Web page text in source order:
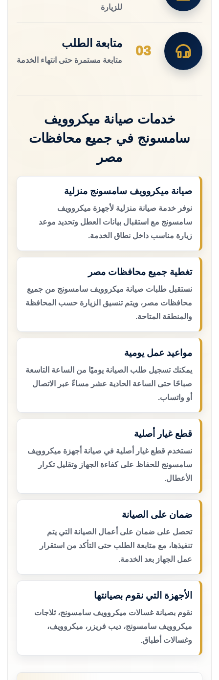
للزيارة
03
متابعة الطلب
متابعة مستمرة حتى انتهاء الخدمة
خدمات صيانة ميكروويف
سامسونج في جميع محافظات
مصر
صيانة ميكروويف سامسونج منزلية
نوفر خدمة صيانة منزلية لأجهزة ميكروويف
سامسونج مع استقبال بيانات العطل وتحديد موعد
زيارة مناسب داخل نطاق الخدمة.
تغطية جميع محافظات مصر
نستقبل طلبات صيانة ميكروويف سامسونج من جميع
محافظات مصر، ويتم تنسيق الزيارة حسب المحافظة
والمنطقة المتاحة.
مواعيد عمل يومية
يمكنك تسجيل طلب الصيانة يوميًا من الساعة التاسعة
صباحًا حتى الساعة الحادية عشر مساءً عبر الاتصال
أو واتساب.
قطع غيار أصلية
نستخدم قطع غيار أصلية في صيانة أجهزة ميكروويف
سامسونج للحفاظ على كفاءة الجهاز وتقليل تكرار
الأعطال.
ضمان على الصيانة
تحصل على ضمان على أعمال الصيانة التي يتم
تنفيذها، مع متابعة الطلب حتى التأكد من استقرار
عمل الجهاز بعد الخدمة.
الأجهزة التي نقوم بصيانتها
نقوم بصيانة غسالات ميكروويف سامسونج، ثلاجات
ميكروويف سامسونج، ديب فريزر، ميكروويف،
وغسالات أطباق.